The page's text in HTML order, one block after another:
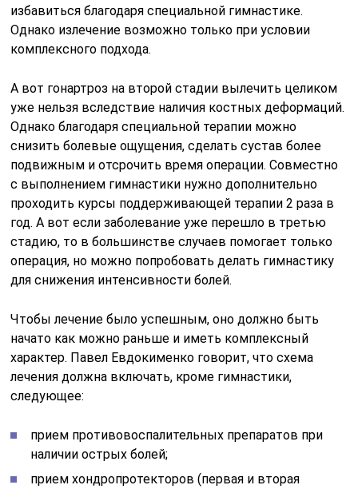
избавиться благодаря специальной гимнастике.
Однако излечение возможно только при условии
комплексного подхода.
А вот гонартроз на второй стадии вылечить целиком
уже нельзя вследствие наличия костных деформаций.
Однако благодаря специальной терапии можно
снизить болевые ощущения, сделать сустав более
подвижным и отсрочить время операции. Совместно
с выполнением гимнастики нужно дополнительно
проходить курсы поддерживающей терапии 2 раза в
год. А вот если заболевание уже перешло в третью
стадию, то в большинстве случаев помогает только
операция, но можно попробовать делать гимнастику
для снижения интенсивности болей.
Чтобы лечение было успешным, оно должно быть
начато как можно раньше и иметь комплексный
характер. Павел Евдокименко говорит, что схема
лечения должна включать, кроме гимнастики,
следующее:
прием противовоспалительных препаратов при
наличии острых болей;
прием хондропротекторов (первая и вторая